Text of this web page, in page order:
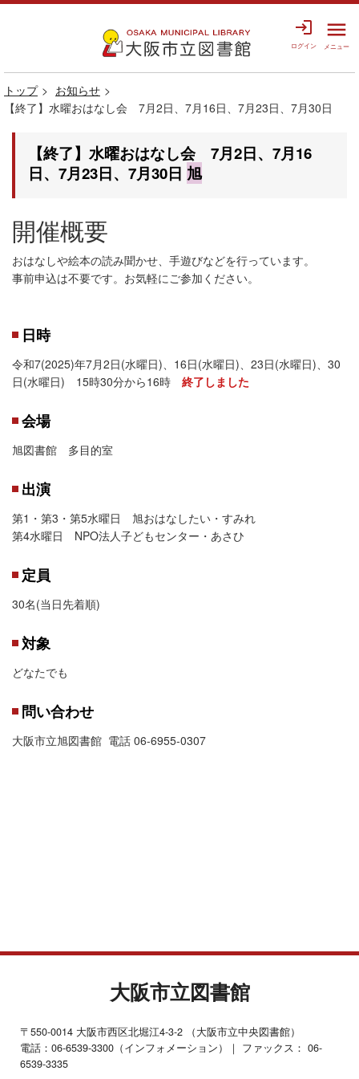
login
ログイン
menu
メニュー
トップ
お知らせ
【終了】水曜おはなし会 7月2日、7月16日、7月23日、7月30日
【終了】水曜おはなし会 7月2日、7月16
日、7月23日、7月30日 旭
開催概要
おはなしや絵本の読み聞かせ、手遊びなどを行っています。
事前申込は不要です。お気軽にご参加ください。
日時
令和7(2025)年7月2日(水曜日)、16日(水曜日)、23日(水曜日)、30
日(水曜日) 15時30分から16時 終了しました
会場
旭図書館 多目的室
出演
第1・第3・第5水曜日 旭おはなしたい・すみれ
第4水曜日 NPO法人子どもセンター・あさひ
定員
30名(当日先着順)
対象
どなたでも
問い合わせ
大阪市立旭図書館 電話 06-6955-0307
大阪市立図書館
〒550-0014 大阪市西区北堀江4-3-2 （大阪市立中央図書館）
電話：06-6539-3300（インフォメーション）｜ ファックス： 06-
6539-3335